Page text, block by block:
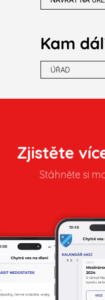
Kam
ÚŘAD
Zjistěte
Stáhněte si